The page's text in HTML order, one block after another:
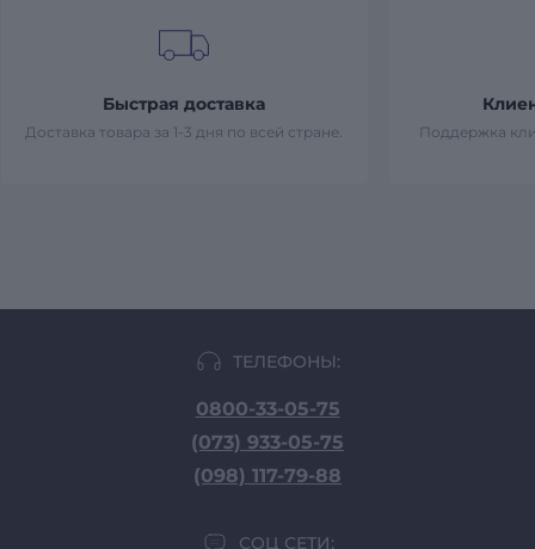
Быстрая доставка
Доставка товара за 1-3 дня по всей стране. Поддержка
ТЕЛЕФОНЫ:
0800-33-05-75
(073) 933-05-75
(098) 117-79-88
СОЦ СЕТИ: